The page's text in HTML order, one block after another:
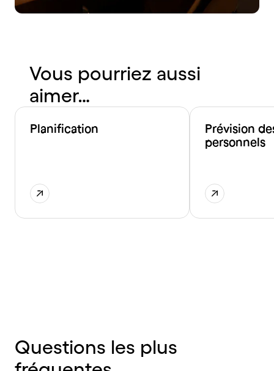
Vous pourriez aussi
aimer…
Planification
Prévision
personnels
Questions les plus